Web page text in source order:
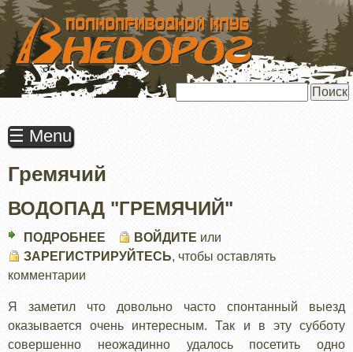
ПЕРЕЙТИ
ОСНОВНОМУ
СОДЕРЖАНИЮ
☰ Menu
Гремячий
ВОДОПАД "ГРЕМЯЧИЙ"
ПОДРОБНЕЕ
ВОДОПАД
ВОЙДИТЕ или
ЗАРЕГИСТРИРУЙТЕСЬ, чтобы оставлять
комментарии
Я заметил что довольно часто спонтанный выезд
оказывается очень интересным. Так и в эту субботу
совершенно неожадинно удалось посетить одно